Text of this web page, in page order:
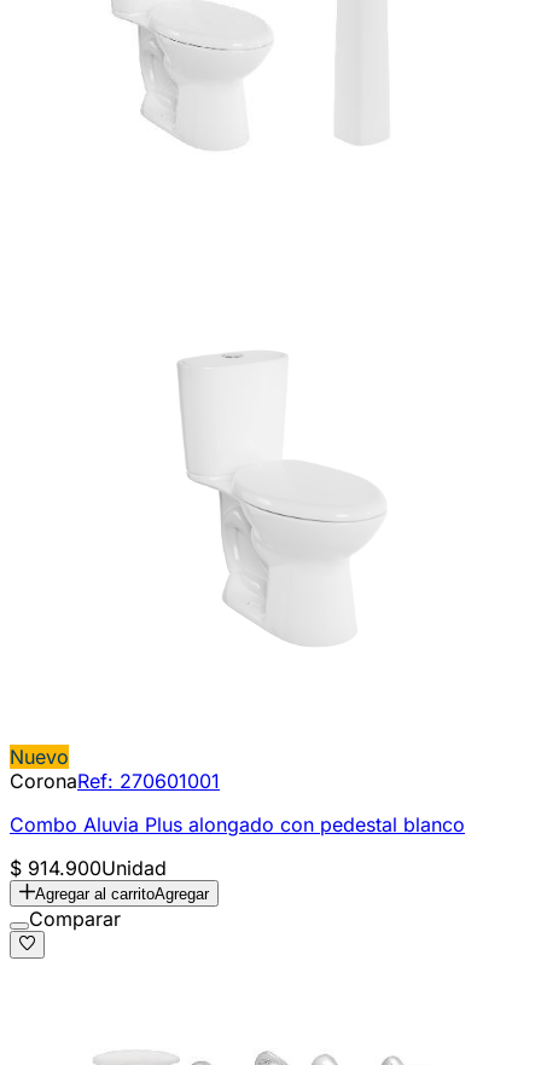
Nuevo
CoronaRef: 270601001
Combo Aluvia Plus alongado con pedestal blanco
$ 914.900Unidad
Agregar al carritoAgregar
Comparar